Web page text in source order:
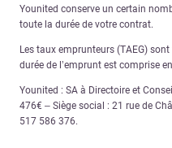
Younited conserve un certain
toute la durée de votre contrat.
Les taux emprunteurs (TAEG)
durée de l’emprunt est comprise
Younited : SA à Directoire et
476€ – Siège social : 21 rue de
517 586 376.